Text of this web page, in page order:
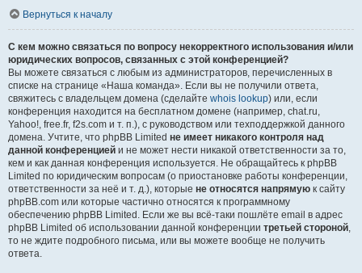
Вернуться к началу
С кем можно связаться по вопросу некорректного использования и/или
юридических вопросов, связанных с этой конференцией?
Вы можете связаться с любым из администраторов, перечисленных в
списке на странице «Наша команда». Если вы не получили ответа,
свяжитесь с владельцем домена (сделайте whois lookup) или, если
конференция находится на бесплатном домене (например, chat.ru,
Yahoo!, free.fr, f2s.com и т. п.), с руководством или техподдержкой данного
домена. Учтите, что phpBB Limited не имеет никакого контроля над
данной конференцией и не может нести никакой ответственности за то,
кем и как данная конференция используется. Не обращайтесь к phpBB
Limited по юридическим вопросам (о приостановке работы конференции,
ответственности за неё и т. д.), которые не относятся напрямую к сайту
phpBB.com или которые частично относятся к программному
обеспечению phpBB Limited. Если же вы всё-таки пошлёте email в адрес
phpBB Limited об использовании данной конференции третьей стороной,
то не ждите подробного письма, или вы можете вообще не получить
ответа.